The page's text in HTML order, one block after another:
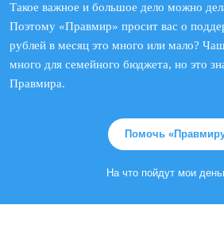
Такое важное и большое дело можно
Поэтому «Правмир» просит вас о
рублей в месяц это много или мало?
много для семейного бюджета, но это
Правмира.
Помочь
На что пойдут мои